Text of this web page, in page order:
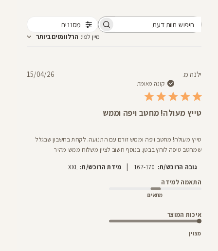
מסננים
מיין לפי: הרלוונטים ביותר
ילנה מ.
קונה מאומת
טייץ מעולה! מחטב ויפה וממש
טייץ מעולה! מחטב ויפה וממש זורם עם התנועה. לקחת בחשבון שבגלל
שמחטב טיפה לוחץ בבטן. בנוסף חשוב לציין משלוח ממש מהיר
גובה הרוכש/ת: 167-170 מידת הרוכש/ת: XXL
התאמה למידה
מתאים
איכות המוצר
מצוין
תאריך15/04/26